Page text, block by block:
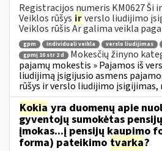
Registracijos numeris KM0627 Ši
Veiklos rūšys irverslo liudijimo
Veiklos rūšis Ar galima veikla
gpm individuali veikla verslo liudijimas
gpmį 10 str 2 d
Mokesčių žinyno
pajamų mokestis » Pajamos iš
liudijimą įsigijusio asmens
rūšys ir verslo liudijimo įsigijimas,
Kokia yra duomenų apie
gyventojų sumokėtas
įmokas...į pensijų kaupimo
forma) pateikimo tvarka?